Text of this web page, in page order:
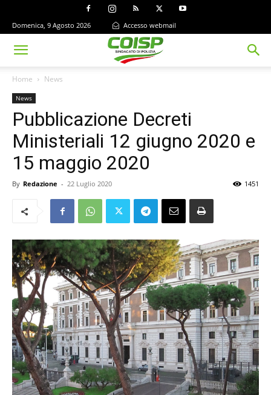
Domenica, 9 Agosto 2026 Accesso webmail
Home News
News
Pubblicazione Decreti
Ministeriali 12 giugno 2020 e
15 maggio 2020
By Redazione - 22 Luglio 2020 1451